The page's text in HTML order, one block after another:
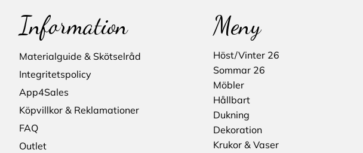
Information
Materialguide & Skötselråd
Integritetspolicy
App4Sales
Köpvillkor & Reklamationer
FAQ
Outlet
Meny
Höst/Vinter 26
Sommar 26
Möbler
Hållbart
Dukning
Dekoration
Krukor & Vaser